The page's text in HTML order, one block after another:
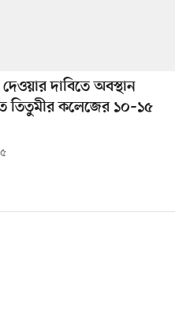
দাবিতে অবস্থান
তিতুমীর কলেজের ১০–১৫